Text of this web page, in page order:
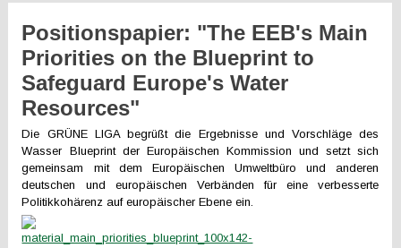
Positionspapier: "The EEB's Main
Priorities on the Blueprint to
Safeguard Europe's Water
Resources"
Die GRÜNE LIGA begrüßt die Ergebnisse und Vorschläge des
Wasser Blueprint der Europäischen Kommission und setzt sich
gemeinsam mit dem Europäischen Umweltbüro und anderen
deutschen und europäischen Verbänden für eine verbesserte
Politikkohärenz auf europäischer Ebene ein.